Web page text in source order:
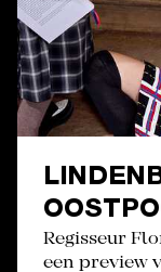
Regisseur
een preview